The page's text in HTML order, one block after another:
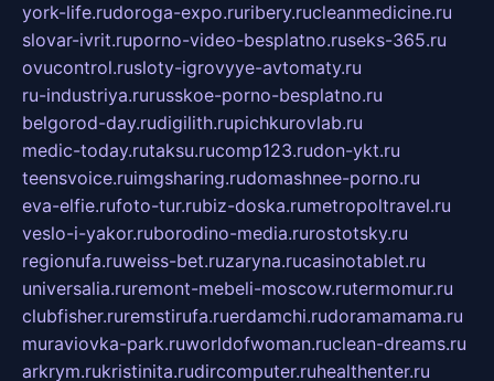
york-life.rudoroga-expo.ruribery.rucleanmedicine.ru
slovar-ivrit.ruporno-video-besplatno.ruseks-365.ru
ovucontrol.rusloty-igrovyye-avtomaty.ru
ru-industriya.rurusskoe-porno-besplatno.ru
belgorod-day.rudigilith.rupichkurovlab.ru
medic-today.rutaksu.rucomp123.rudon-ykt.ru
teensvoice.ruimgsharing.rudomashnee-porno.ru
eva-elfie.rufoto-tur.rubiz-doska.rumetropoltravel.ru
veslo-i-yakor.ruborodino-media.rurostotsky.ru
regionufa.ruweiss-bet.ruzaryna.rucasinotablet.ru
universalia.ruremont-mebeli-moscow.rutermomur.ru
clubfisher.ruremstirufa.ruerdamchi.rudoramamama.ru
muraviovka-park.ruworldofwoman.ruclean-dreams.ru
arkrym.rukristinita.rudircomputer.ruhealthenter.ru